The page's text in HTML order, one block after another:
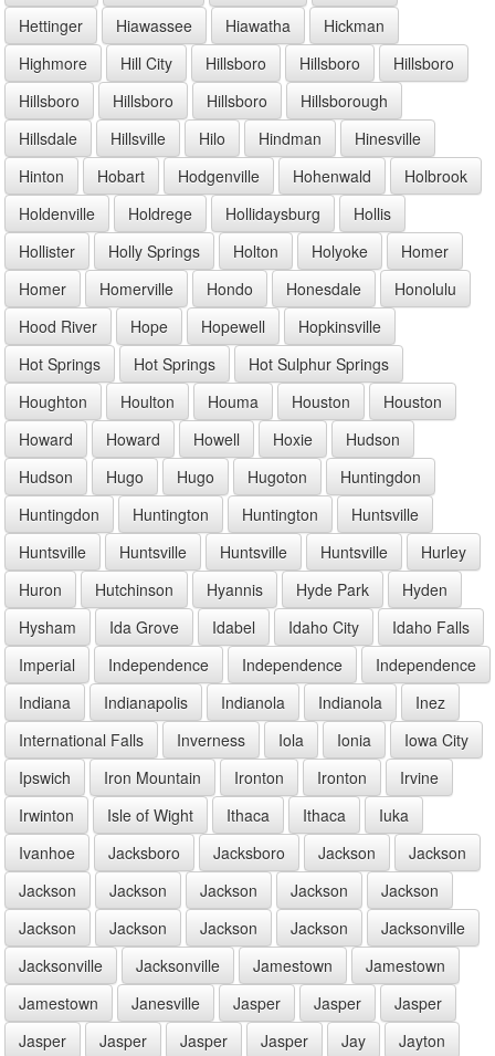
Hettinger
Hiawassee Hiawatha
Hickman
Highmore
Hill City Hillsboro Hillsboro
Hillsboro
Hillsboro
Hillsboro Hillsboro
Hillsborough
Hillsdale
Hillsville Hilo Hindman
Hinesville
Hinton
Hobart Hodgenville Hohenwald
Holbrook
Holdenville
Holdrege Hollidaysburg
Hollis
Hollister
Holly Springs Holton Holyoke
Homer
Homer
Homerville Hondo Honesdale
Honolulu
Hood River
Hope Hopewell
Hopkinsville
Hot Springs
Hot Springs
Hot Sulphur Springs
Houghton
Houlton Houma Houston
Houston
Howard
Howard Howell Hoxie
Hudson
Hudson
Hugo Hugo Hugoton
Huntingdon
Huntingdon
Huntington Huntington
Huntsville
Huntsville
Huntsville Huntsville Huntsville
Hurley
Huron
Hutchinson Hyannis Hyde Park
Hyden
Hysham
Ida Grove Idabel Idaho City
Idaho Falls
Imperial
Independence Independence
Independence
Indiana
Indianapolis Indianola Indianola
Inez
International Falls
Inverness Iola Ionia
Iowa City
Ipswich
Iron Mountain Ironton Ironton
Irvine
Irwinton
Isle of Wight Ithaca Ithaca
Iuka
Ivanhoe
Jacksboro Jacksboro Jackson
Jackson
Jackson
Jackson Jackson Jackson
Jackson
Jackson
Jackson Jackson Jackson
Jacksonville
Jacksonville
Jacksonville Jamestown
Jamestown
Jamestown
Janesville Jasper Jasper
Jasper
Jasper
Jasper Jasper Jasper Jay Jayton